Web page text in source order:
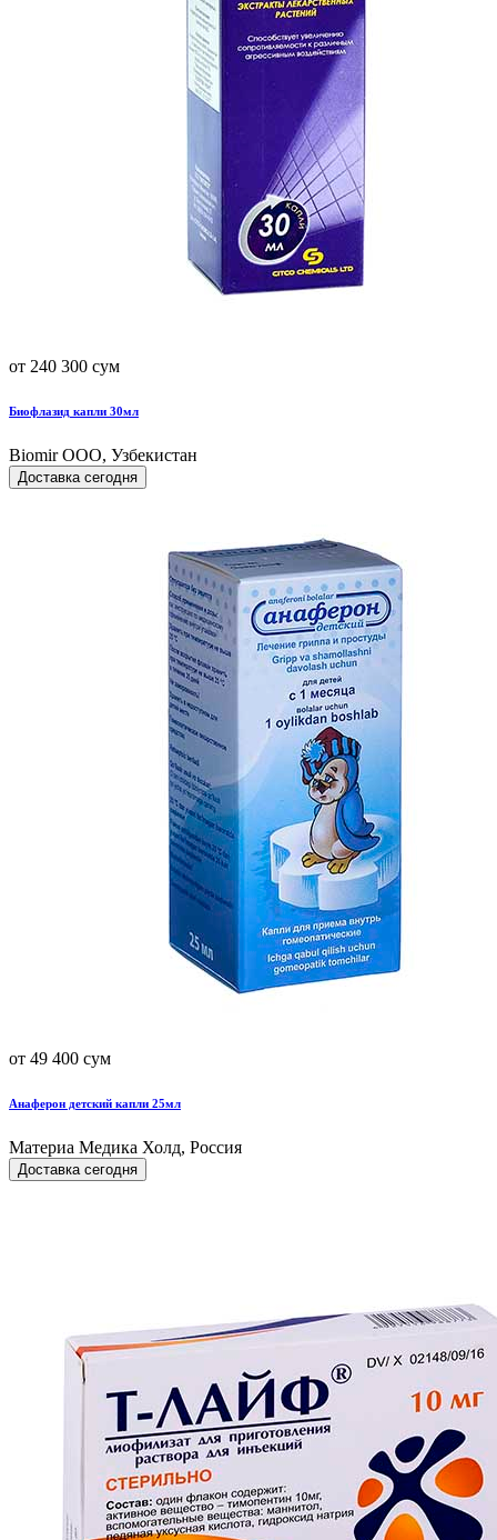
от 240 300 сум
Биофлазид капли 30мл
Biomir ООО, Узбекистан
Доставка сегодня
от 49 400 сум
Анаферон детский капли 25мл
Материа Медика Холд, Россия
Доставка сегодня